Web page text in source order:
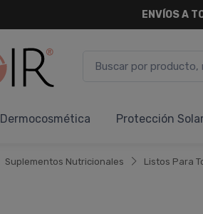
ENVÍOS A
Dermocosmética Protección
Suplementos Nutricionales Listos Para